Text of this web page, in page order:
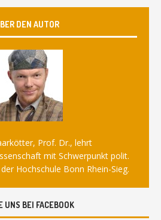
DEN AUTOR
Prof. Dr., lehrt
mit Schwerpunkt polit.
Hochschule Bonn Rhein-Sieg.
UNS BEI FACEBOOK